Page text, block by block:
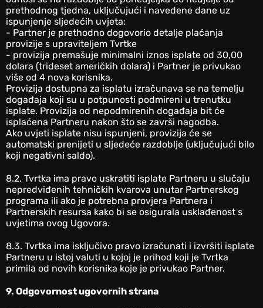
prethodnog tjedna, uključujući i navedene dane uz
ispunjenje sljedećih uvjeta:
- Partner je prethodno dogovorio detalje plaćanja
provizije s upraviteljem Tvrtke
- provizija premašuje minimalni iznos isplate od 30,00
dolara (trideset američkih dolara) i Partner je privukao
više od 4 nova korisnika.
Provizija dostupna za isplatu izračunava se na temelju
događaja koji su u potpunosti podmireni u trenutku
isplate. Provizija od nepodmirenih događaja bit će
isplaćena Partneru nakon što se završi nagodba.
Ako uvjeti isplate nisu ispunjeni, provizija će se
automatski prenijeti u sljedeće razdoblje (uključujući bilo
koji negativni saldo).
‎8.2. Tvrtka ima pravo uskratiti isplate Partneru u slučaju
nepredviđenih tehničkih kvarova unutar Partnerskog
programa ili ako je potrebna provjera Partnera i
Partnerskih resursa kako bi se osigurala usklađenost s
uvjetima ovog Ugovora.
8.3. Tvrtka ima isključivo pravo izračunati i izvršiti isplate
Partneru u istoj valuti u kojoj je prihod koji je Tvrtka
primila od novih korisnika koje je privukao Partner.
9. Odgovornost ugovornih strana